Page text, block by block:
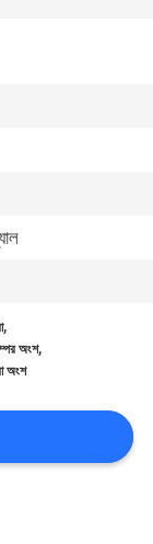
,
অংশ,
অংশ